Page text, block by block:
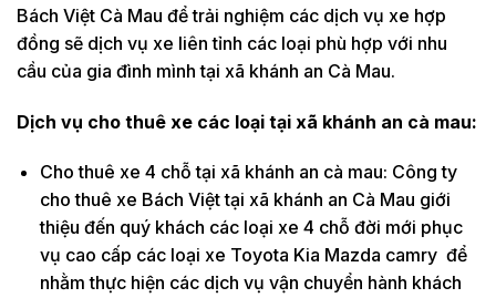
Bách Việt Cà Mau để trải nghiệm các dịch vụ xe hợp
đồng sẽ dịch vụ xe liên tỉnh các loại phù hợp với nhu
cầu của gia đình mình tại xã khánh an Cà Mau.
Dịch vụ cho thuê xe các loại tại xã khánh an cà mau:
Cho thuê xe 4 chỗ tại xã khánh an cà mau: Công ty
cho thuê xe Bách Việt tại xã khánh an Cà Mau giới
thiệu đến quý khách các loại xe 4 chỗ đời mới phục
vụ cao cấp các loại xe Toyota Kia Mazda camry để
nhằm thực hiện các dịch vụ vận chuyển hành khách